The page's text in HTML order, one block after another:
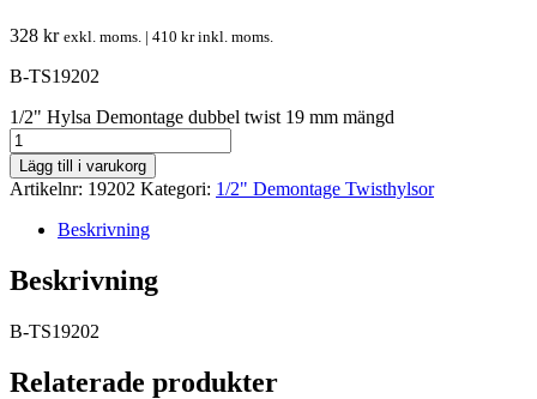
328 kr exkl. moms. | 410 krinkl. moms.
B-TS19202
1/2" Hylsa Demontage dubbel twist 19 mm mängd
Lägg till i varukorg
Artikelnr: 19202 Kategori: 1/2" Demontage Twisthylsor
Beskrivning
Beskrivning
B-TS19202
Relaterade produkter